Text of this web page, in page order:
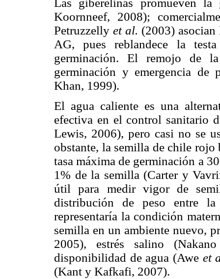
Las giberelinas promueven
Koornneef, 2008);
Petruzzelly et al. (2003)
AG, pues reblandece la
germinación. El remojo de
germinación y emergencia
Khan, 1999).
El agua caliente es una
efectiva en el control sanitario
Lewis, 2006), pero casi no se
obstante, la semilla de chile
tasa máxima de germinación a
1% de la semilla (Carter y
útil para medir vigor de
distribución de peso entre
representaría la condición
semilla en un ambiente nuevo,
2005), estrés salino
disponibilidad de agua (Awe et
(Kant y Kafkafi, 2007).